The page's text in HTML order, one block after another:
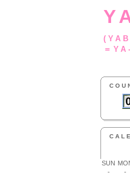
＝
SUN
-
-